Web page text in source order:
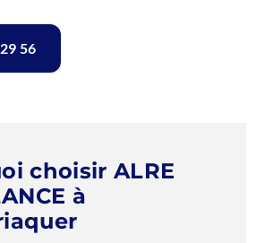
56
choisir ALRE
à